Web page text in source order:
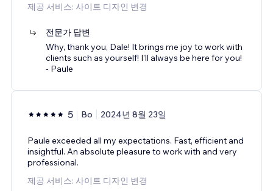
제공 서비스: 사이트 디자인 변경
전문가 답변
Why, thank you, Dale! It brings me joy to work with
clients such as yourself! I'll always be here for you!
- Paule
5 Bo 2024년 8월 23일
Paule exceeded all my expectations. Fast, efficient and
insightful. An absolute pleasure to work with and very
professional.
제공 서비스: 사이트 디자인 변경